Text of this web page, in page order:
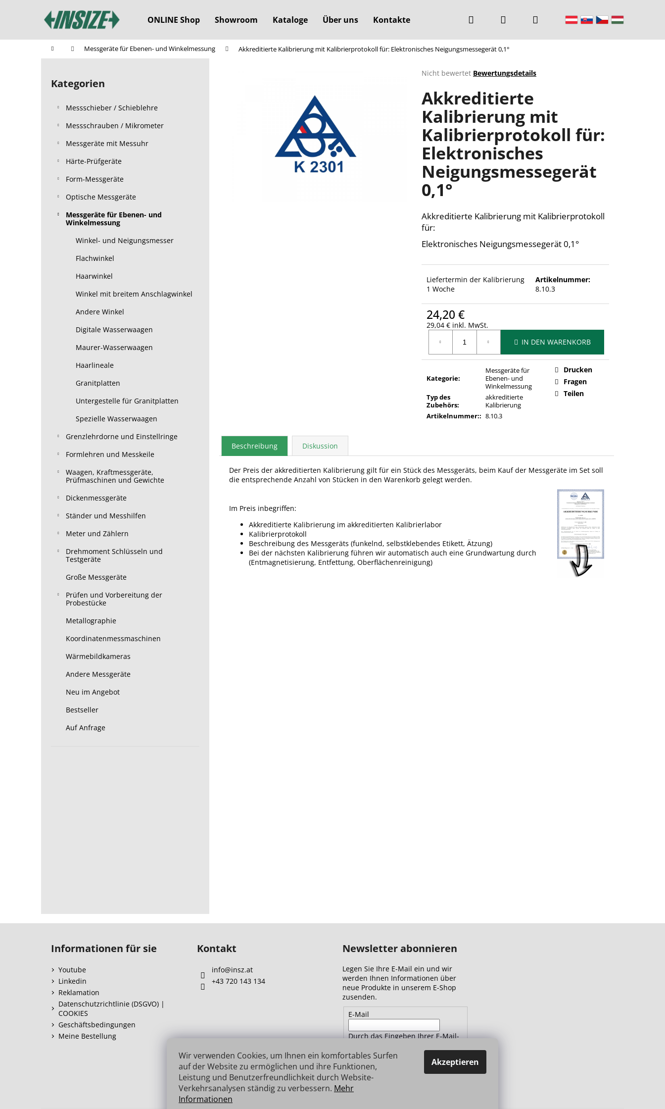
Wir verwenden Cookies, um Ihnen ein komfortables Surfen
auf der Website zu ermöglichen und ihre Funktionen,
Leistung und Benutzerfreundlichkeit durch Website-
Verkehrsanalysen ständig zu verbessern. Mehr
Informationen
Akzeptieren
ONLINE Shop Showroom Kataloge Über uns Kontakte Suchen Warenkorb
StartseiteMessgeräte für Ebenen- und Winkelmessung Akkreditierte Kalibrierung mit Kalibrierprotokoll für: Elektronisches Neigungsmessegerät 0,1°
S
Kategorien
überspringen
Kategorien
Messschieber / Schieblehre
Messschrauben / Mikrometer
Messgeräte mit Messuhr
Härte-Prüfgeräte
Form-Messgeräte
Optische Messgeräte
Messgeräte für Ebenen- und
Winkelmessung
Winkel- und Neigungsmesser
Flachwinkel
Haarwinkel
Winkel mit breitem Anschlagwinkel
Andere Winkel
Digitale Wasserwaagen
Maurer-Wasserwaagen
Haarlineale
Granitplatten
Untergestelle für Granitplatten
Spezielle Wasserwaagen
Grenzlehrdorne und Einstellringe
Formlehren und Messkeile
Waagen, Kraftmessgeräte,
Prüfmaschinen und Gewichte
Dickenmessgeräte
Ständer und Messhilfen
Meter und Zählern
Drehmoment Schlüsseln und
Testgeräte
Große Messgeräte
Prüfen und Vorbereitung der
Probestücke
Metallographie
Koordinatenmessmaschinen
Wärmebildkameras
Andere Messgeräte
Neu im Angebot
Bestseller
Auf Anfrage
Die
Produktbewertung
ist
0,0
von
5
Sternen.
Nicht bewertet Bewertungsdetails
Akkreditierte
Kalibrierung mit
Kalibrierprotokoll für:
Elektronisches
Neigungsmessegerät
0,1°
Akkreditierte Kalibrierung mit Kalibrierprotokoll
für:
Elektronisches Neigungsmessegerät 0,1°
Liefertermin der Kalibrierung
1 Woche
Artikelnummer:
8.10.3
24,20 €
29,04 € inkl. MwSt.
IN DEN WARENKORB
Kategorie:
Messgeräte für
Ebenen- und
Winkelmessung
Typ des
Zubehörs:
akkreditierte
Kalibrierung
Artikelnummer:: 8.10.3
Drucken
Fragen
Teilen
Beschreibung Diskussion
Der Preis der akkreditierten Kalibrierung gilt für ein Stück des Messgeräts, beim Kauf der Messgeräte im Set soll
die entsprechende Anzahl von Stücken in den Warenkorb gelegt werden.
Im Preis inbegriffen:
Akkreditierte Kalibrierung im akkreditierten Kalibrierlabor
Kalibrierprotokoll
Beschreibung des Messgeräts (funkelnd, selbstklebendes Etikett, Ätzung)
Bei der nächsten Kalibrierung führen wir automatisch auch eine Grundwartung durch
(Entmagnetisierung, Entfettung, Oberflächenreinigung)
e
Zurück
zum
Zurück
zum
Was suchen Sie?
Wir empfehlen
Informationen für sie
Youtube
Linkedin
Reklamation
Datenschutzrichtlinie (DSGVO) |
COOKIES
Geschäftsbedingungen
Meine Bestellung
Kontakt
info@insz.at
+43 720 143 134
Newsletter abonnieren
Legen Sie Ihre E-Mail ein und wir
werden Ihnen Informationen über
neue Produkte in unserem E-Shop
zusenden.
E-Mail
Durch das Eingeben Ihrer E-Mail-
Datenschutzbestimmungen zu.
ANMELDEN